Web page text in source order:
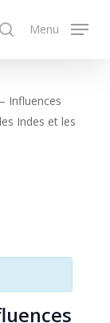
search
Menu
Influences
Indes et les